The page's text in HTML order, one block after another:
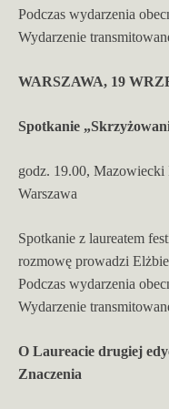
Podczas wydarzenia
Wydarzenie
WARSZAWA, 19
Spotkanie
godz. 19.00,
Warszawa
Spotkanie z laureatem
rozmowę prowadzi
Podczas wydarzenia
Wydarzenie
O Laureacie drugiej
Znaczenia